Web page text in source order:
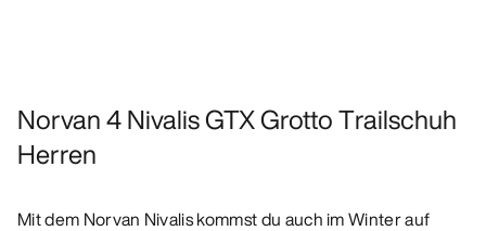
Norvan 4 Nivalis GTX Grotto Trailschuh
Herren
Mit dem Norvan Nivalis kommst du auch im Winter auf